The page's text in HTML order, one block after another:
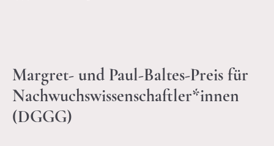
Margret- und Paul-Baltes-Preis für
Nachwuchswissenschaftler*innen
(DGGG)